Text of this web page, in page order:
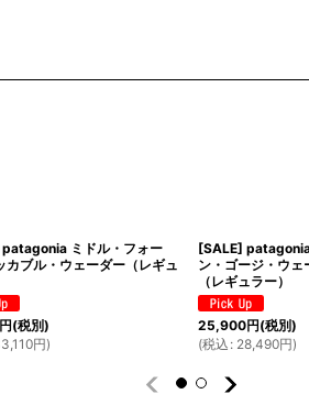
ミドル・フォー
カブル・ウェーダー（レギュ
(税別)
円)
[SALE]
ン・ゴージ・ウェ
（レギュラー）
25,900円(税別)
(税込 : 28,490円)